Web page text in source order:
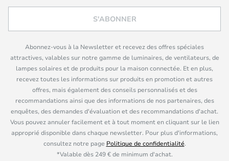
S'ABONNER
Abonnez-vous à la Newsletter et recevez des offres spéciales
attractives, valables sur notre gamme de luminaires, de ventilateurs, de
lampes solaires et de produits pour la maison connectée. Et en plus,
recevez toutes les informations sur produits en promotion et autres
offres, mais également des conseils personnalisés et des
recommandations ainsi que des informations de nos partenaires, des
enquêtes, des demandes d'évaluation et des recommandations d'achat.
Vous pouvez annuler facilement et à tout moment en cliquant sur le lien
approprié disponible dans chaque newsletter. Pour plus d'informations,
consultez notre page Politique de confidentialité.
*Valable dès 249 € de minimum d'achat.